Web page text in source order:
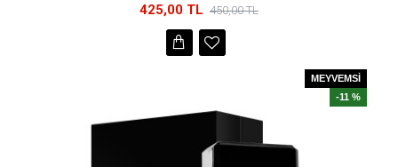
425,00 TL 450,00 TL
MEYVEMSİ
-11 %